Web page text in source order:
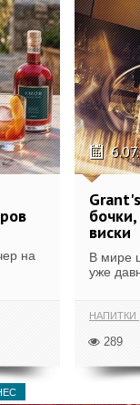
на
виски
В мире
уже
НАПИТКИ
289